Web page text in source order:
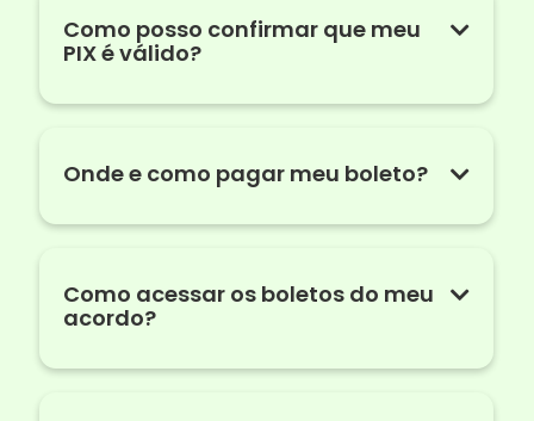
Como posso confirmar que meu
PIX é válido?
Onde e como pagar meu boleto?
Como acessar os boletos do meu
acordo?